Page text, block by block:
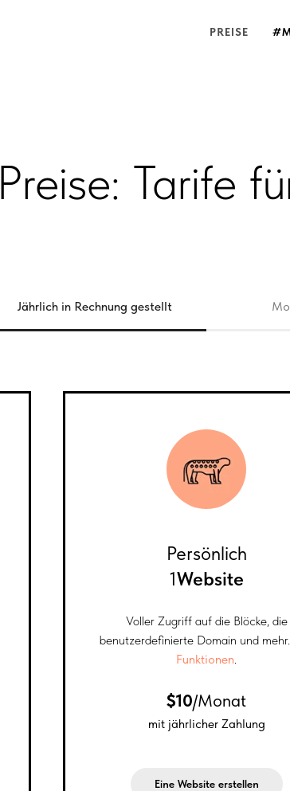
PREISE
Preise: Tarife
Jährlich in Rechnung gestellt
Persönlich
1Website
Voller Zugriff auf die Blöcke, die
benutzerdefinierte Domain und mehr.
Funktionen.
$10/Monat
mit jährlicher Zahlung
Eine Website erstellen